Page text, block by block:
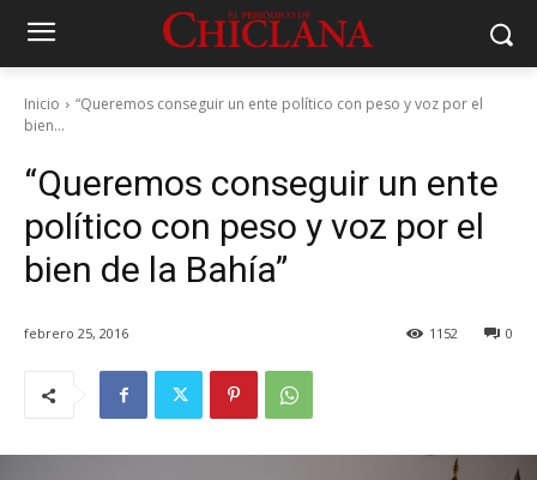
Inicio
“Queremos conseguir un ente político con peso y voz por el
bien...
“Queremos conseguir un ente
político con peso y voz por el
bien de la Bahía”
febrero 25, 2016 0
1152